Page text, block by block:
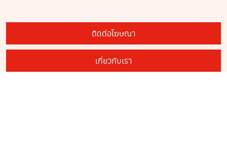
ติดต่อโฆษณา
เกี่ยวกับเรา